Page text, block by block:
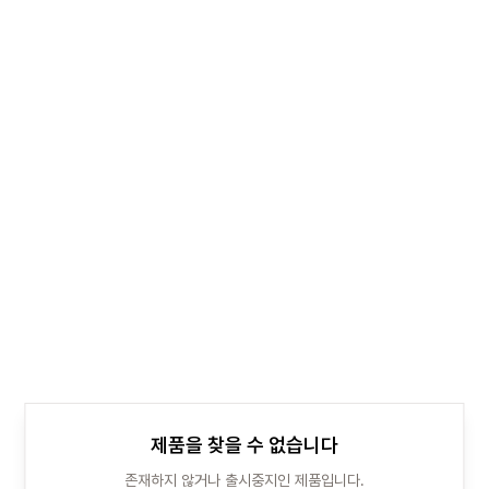
제품을 찾을 수 없습니다
존재하지 않거나 출시중지인 제품입니다.